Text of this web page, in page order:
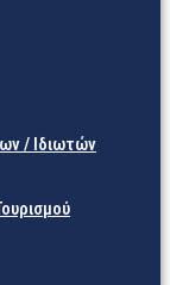
/ Ιδιωτών